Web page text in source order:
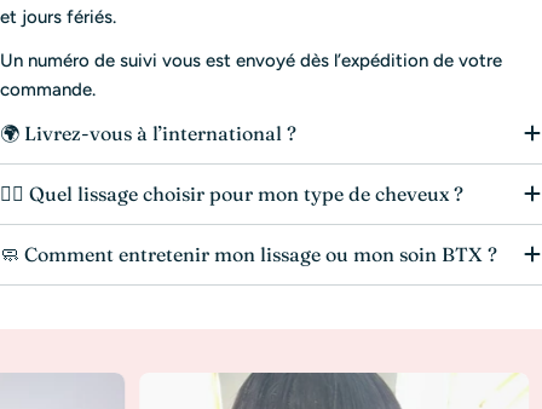
et jours fériés.
Un numéro de suivi vous est envoyé dès l’expédition de votre
commande.
🌍 Livrez-vous à l’international ?
💆‍♀️ Quel lissage choisir pour mon type de cheveux ?
🧼 Comment entretenir mon lissage ou mon soin BTX ?